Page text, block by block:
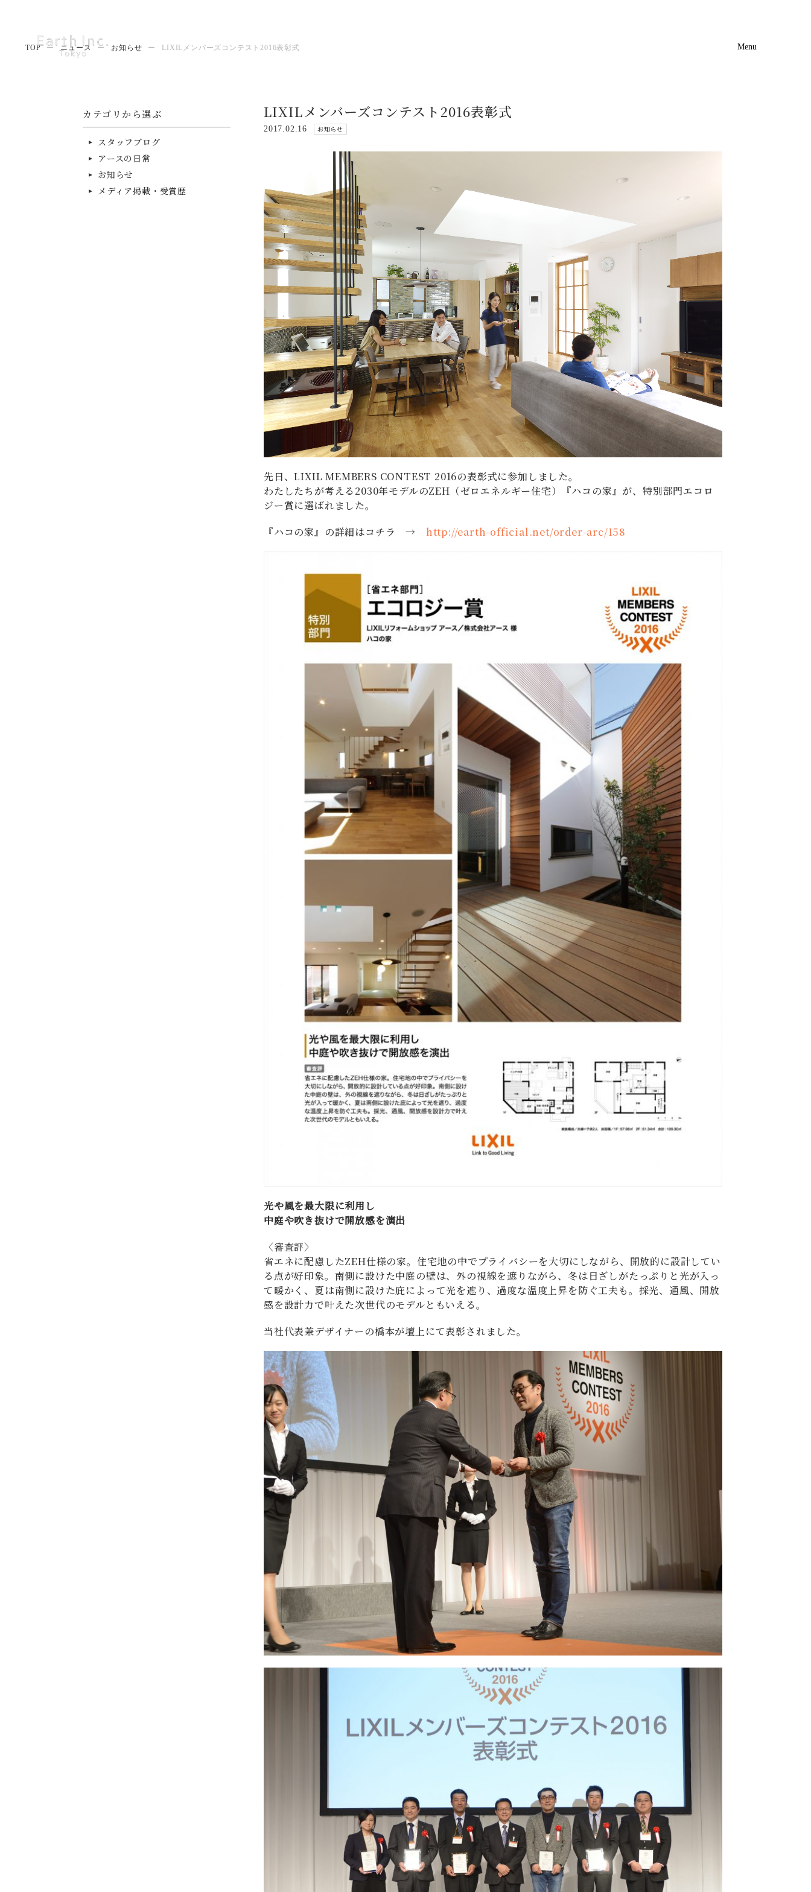
Menu
TOP ー ニュース ー お知らせ ー LIXILメンバーズコンテスト2016表彰式
LIXILメンバーズコンテスト2016表彰式
2017.02.16 お知らせ
先日、LIXIL MEMBERS CONTEST 2016の表彰式に参加しました。
わたしたちが考える2030年モデルのZEH（ゼロエネルギー住宅）『ハコの家』が、特別部門エコロ
ジー賞に選ばれました。
『ハコの家』の詳細はコチラ → http://earth-official.net/order-arc/158
光や風を最大限に利用し
中庭や吹き抜けで開放感を演出
〈審査評〉
省エネに配慮したZEH仕様の家。住宅地の中でプライバシーを大切にしながら、開放的に設計してい
る点が好印象。南側に設けた中庭の壁は、外の視線を遮りながら、冬は日ざしがたっぷりと光が入っ
て暖かく、夏は南側に設けた庇によって光を遮り、過度な温度上昇を防ぐ工夫も。採光、通風、開放
感を設計力で叶えた次世代のモデルともいえる。
当社代表兼デザイナーの橋本が壇上にて表彰されました。
カテゴリから選ぶ
スタッフブログ
アースの日常
お知らせ
メディア掲載・受賞歴